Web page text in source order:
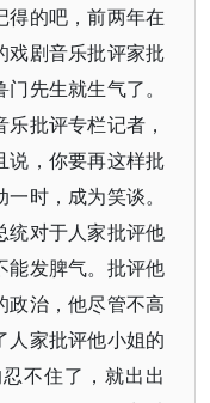
得的吧，前两年在
戏剧音乐批评家批
先生就生气了。
批评专栏记者，
说，你要再这样批
时，成为笑谈。
统对于人家批评他
能发脾气。批评他
政治，他尽管不高
人家批评他小姐的
不住了，就出出